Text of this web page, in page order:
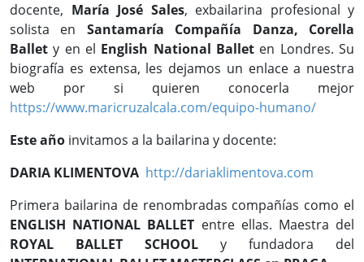
docente, María José Sales, exbailarina profesional y
solista en Santamaría Compañía Danza, Corella
Ballety en el English National Ballet en Londres. Su
biografía es extensa, les dejamos un enlace a nuestra
web por si quieren conocerla mejor
https://www.maricruzalcala.com/equipo-humano/
Este año invitamos a la bailarina y docente:
DARIA KLIMENTOVA http://dariaklimentova.com
Primera bailarina de renombradas compañías como el
ENGLISH NATIONAL BALLET entre ellas. Maestra del
ROYAL BALLET SCHOOL y fundadora del